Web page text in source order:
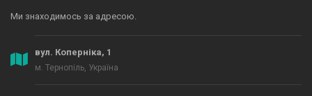
Ми знаходимось за адресою.
вул. Коперніка, 1
м. Тернопіль, Україна